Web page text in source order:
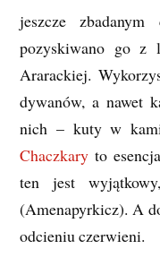
jeszcze zbadanym
pozyskiwano go z
Ararackiej.
dywanów, a nawet
nich – kuty w
Chaczkary to
ten jest
(Amenapyrkicz). A
odcieniu czerwieni.